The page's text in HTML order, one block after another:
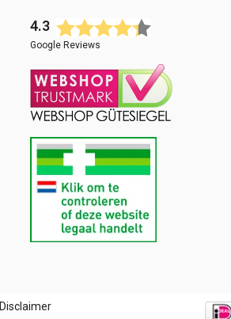
4.3
Google Reviews
Disclaimer